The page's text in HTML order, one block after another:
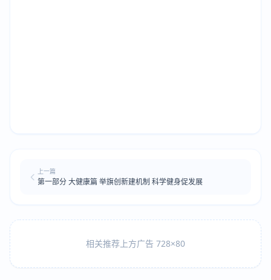
上一篇
第一部分 大健康篇 举旗创新建机制 科学健身促发展
相关推荐上方广告 728×80